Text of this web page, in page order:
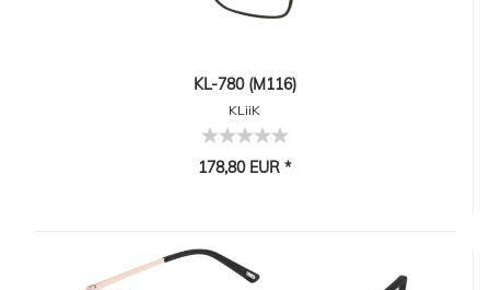
KL-780 (M116)
KLiiK
178,80 EUR *